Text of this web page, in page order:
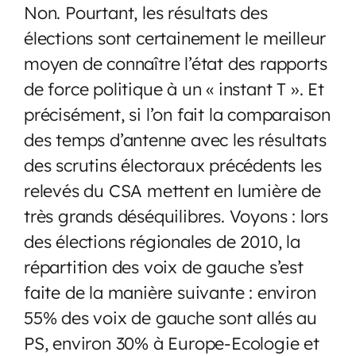
Non. Pourtant, les résultats des
élections sont certainement le meilleur
moyen de connaître l’état des rapports
de force politique à un « instant T ». Et
précisément, si l’on fait la comparaison
des temps d’antenne avec les résultats
des scrutins électoraux précédents les
relevés du CSA mettent en lumière de
très grands déséquilibres. Voyons : lors
des élections régionales de 2010, la
répartition des voix de gauche s’est
faite de la manière suivante : environ
55% des voix de gauche sont allés au
PS, environ 30% à Europe-Ecologie et